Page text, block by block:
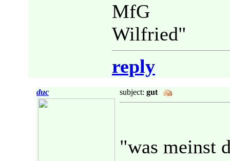
MfG
Wilfried"
reply
duc subject: gut
"was meinst